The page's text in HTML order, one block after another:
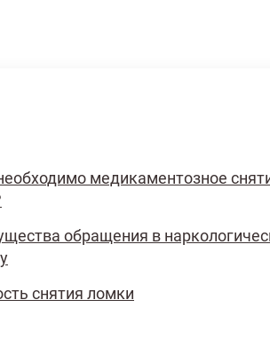
медикаментозное
обращения в
снятия ломки